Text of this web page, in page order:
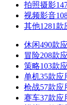
拍照摄影
视频影音
其他1281款
休闲490款
冒险208款
策略103款
单机35款应
枪战57款应
赛车37款应